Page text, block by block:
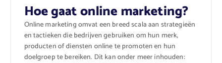
Hoe gaat online marketing?
Online marketing omvat een breed scala aan strategieën
en tactieken die bedrijven gebruiken om hun merk,
producten of diensten online te promoten en hun
doelgroep te bereiken. Dit kan onder meer inhouden: